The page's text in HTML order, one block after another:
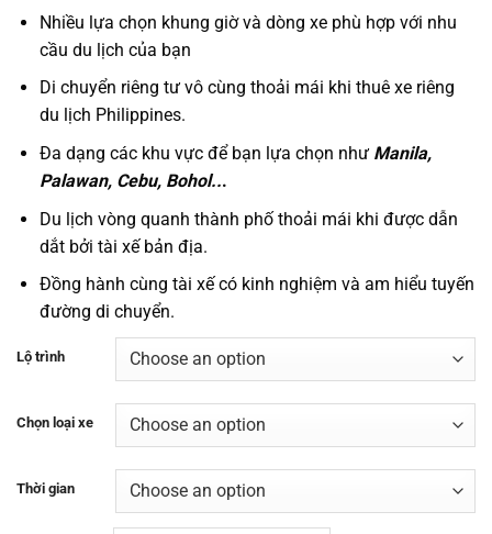
Nhiều lựa chọn khung giờ và dòng xe phù hợp với nhu
cầu du lịch của bạn
Di chuyển riêng tư vô cùng thoải mái khi thuê xe riêng
du lịch Philippines.
Đa dạng các khu vực để bạn lựa chọn như Manila,
Palawan, Cebu, Bohol...
Du lịch vòng quanh thành phố thoải mái khi được dẫn
dắt bởi tài xế bản địa.
Đồng hành cùng tài xế có kinh nghiệm và am hiểu tuyến
đường di chuyển.
Lộ trình
Chọn loại xe
Thời gian